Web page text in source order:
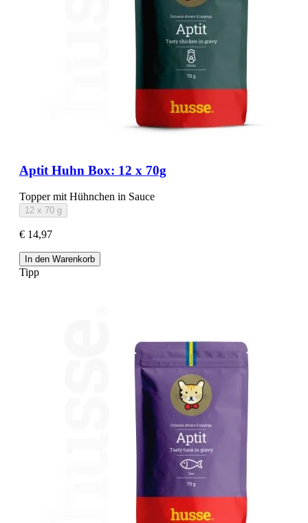
Aptit Huhn Box: 12 x 70g
Topper mit Hühnchen in Sauce
12 x 70 g
€ 14,97
In den Warenkorb
Tipp